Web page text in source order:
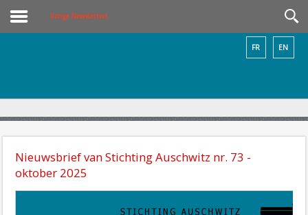
Vorige Newsletters
EN
FR
Nieuwsbrief van Stichting Auschwitz nr. 73 -
oktober 2025